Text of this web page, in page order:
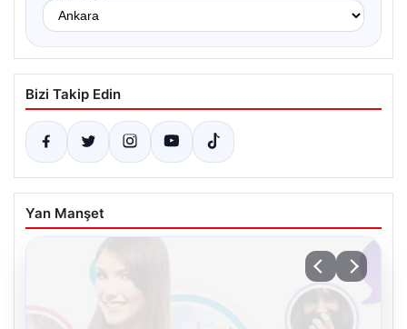
Bizi Takip Edin
Yan Manşet